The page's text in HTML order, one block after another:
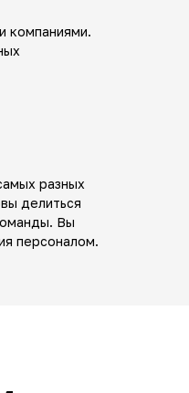
компаниями.
разных
делиться
Вы
персоналом.